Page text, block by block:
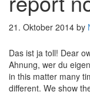
21. Oktober 2014 by
Das ist ja toll! Dear
Ahnung, wer du
in this matter many
different. We show